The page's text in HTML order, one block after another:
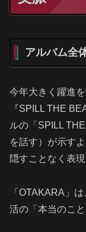
アルバム全
今年大きく躍進
『SPILL THE
ルの「SPILL
を話す）が示す
隠すことなく表
「OTAKARA」
活の「本当のこ